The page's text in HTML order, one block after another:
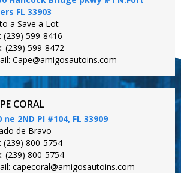
FL 33903
a Save a Lot
(239) 599-8416
(239) 599-8472
Cape@amigosautoins.com
CORAL
ne 2ND PI #104, FL 33909
de Bravo
(239) 800-5754
(239) 800-5754
capecoral@amigosautoins.com